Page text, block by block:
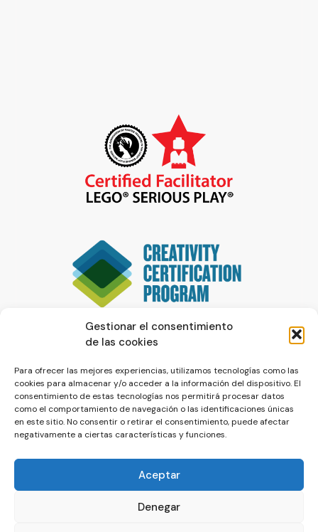
Gestionar el consentimiento
de las cookies
Para ofrecer las mejores experiencias, utilizamos tecnologías como las
cookies para almacenar y/o acceder a la información del dispositivo. El
consentimiento de estas tecnologías nos permitirá procesar datos
como el comportamiento de navegación o las identificaciones únicas
en este sitio. No consentir o retirar el consentimiento, puede afectar
negativamente a ciertas características y funciones.
Aceptar
Denegar